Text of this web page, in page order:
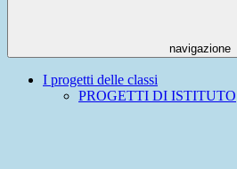
navigazione
I progetti delle classi
PROGETTI DI ISTITUTO